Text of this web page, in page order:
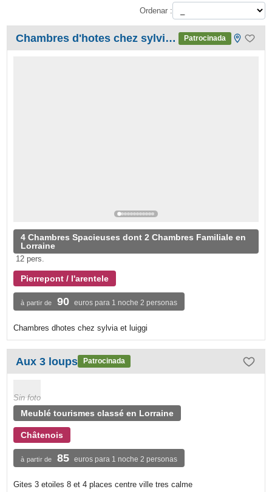
Ordenar :
Chambres d'hotes chez sylvia et luiggi Patrocinada
4 Chambres Spacieuses dont 2 Chambres Familiale en
Lorraine
12 pers.
Pierrepont / l'arentele
à partir de 90 euros para 1 noche 2 personas
Chambres dhotes chez sylvia et luiggi
Aux 3 loups Patrocinada
Sin foto
Meublé tourismes classé en Lorraine
Châtenois
à partir de 85 euros para 1 noche 2 personas
Gites 3 etoiles 8 et 4 places centre ville tres calme